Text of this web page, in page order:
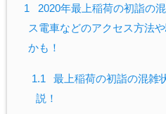
1
2020年最上稲荷の初詣の
ス電車などのアクセス方法
かも！
1.1
最上稲荷の初詣の混雑
説！